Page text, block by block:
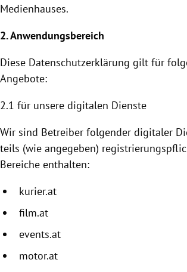
Medienhauses.
2. Anwendungsbereich
Diese Datenschutzerklärung gilt für
Angebote:
2.1 für unsere digitalen Dienste
Wir sind Betreiber folgender digitaler
teils (wie angegeben)
Bereiche enthalten:
kurier.at
film.at
events.at
motor.at